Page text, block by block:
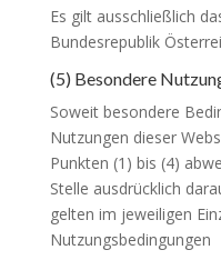
Es gilt ausschließlich
Bundesrepublik
(5) Besondere
Soweit besondere
Nutzungen dieser
Punkten (1) bis (4)
Stelle ausdrücklich
gelten im jeweiligen
Nutzungsbedingungen